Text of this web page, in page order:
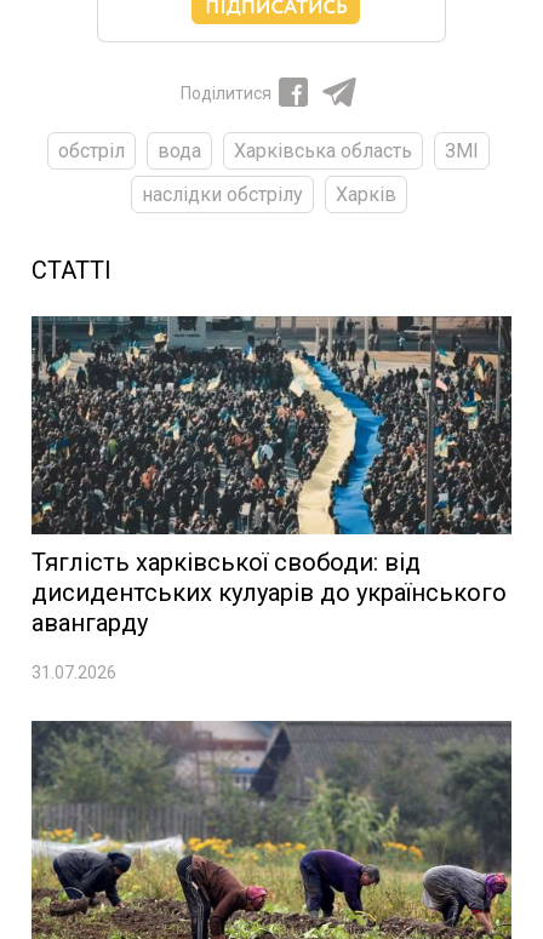
Поділитися
обстріл вода Харківська область
ЗМІ
наслідки обстрілу
Харків
СТАТТІ
Тяглість харківської свободи: від
дисидентських кулуарів до українського
авангарду
31.07.2026